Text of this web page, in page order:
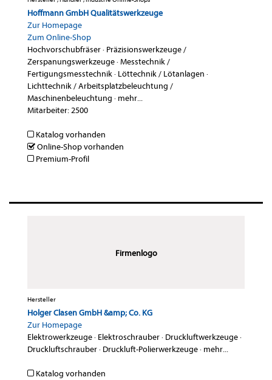
Hoffmann GmbH Qualitätswerkzeuge
Zur Homepage
Zum Online-Shop
Hochvorschubfräser· Präzisionswerkzeuge /
Zerspanungswerkzeuge·Messtechnik /
Fertigungsmesstechnik· Löttechnik / Lötanlagen ·
Lichttechnik / Arbeitsplatzbeleuchtung /
Maschinenbeleuchtung · mehr...
Mitarbeiter: 2500
Katalog vorhanden
Online-Shop vorhanden
Premium-Profil
Firmenlogo
Hersteller
Holger Clasen GmbH &amp; Co. KG
Zur Homepage
Elektrowerkzeuge· Elektroschrauber· Druckluftwerkzeuge·
Druckluftschrauber· Druckluft-Polierwerkzeuge· mehr...
Katalog vorhanden